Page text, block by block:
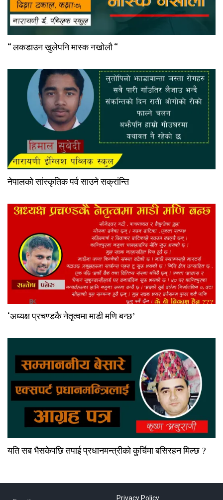
“ लकडाउन खुलेपनि मास्क नखोलौ “
नेपालको सांस्कृतिक पर्व साउने सक्रांन्ति
‘अध्यक्ष प्रचण्डकै नेतृत्वमा माडी मणि बन्छ’
यति सब भैसकेपछि तपाई प्रधानमन्त्रीको कुर्चिमा बसिरहन मिल्छ ?
Privacy Policy